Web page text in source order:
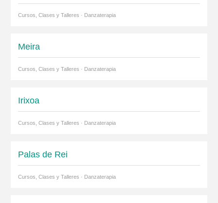
Cursos, Clases y Talleres · Danzaterapia
Meira
Cursos, Clases y Talleres · Danzaterapia
Irixoa
Cursos, Clases y Talleres · Danzaterapia
Palas de Rei
Cursos, Clases y Talleres · Danzaterapia